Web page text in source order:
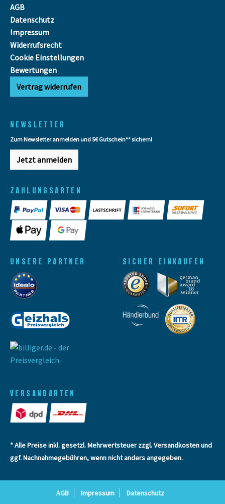
AGB
Datenschutz
Impressum
Widerrufsrecht
Cookie Einstellungen
Bewertungen
Vertrag widerrufen
NEWSLETTER
Zum Newsletter anmelden und 5€ Gutschein** sichern!
Jetzt anmelden
ZAHLUNGSARTEN
VERSANDARTEN
UNSERE PARTNER SICHER EINKAUFEN
* Alle Preise inkl. gesetzl. Mehrwertsteuer zzgl.Versandkostenund
ggf. Nachnahmegebühren, wenn nicht anders angegeben.
AGB Impressum Datenschutz